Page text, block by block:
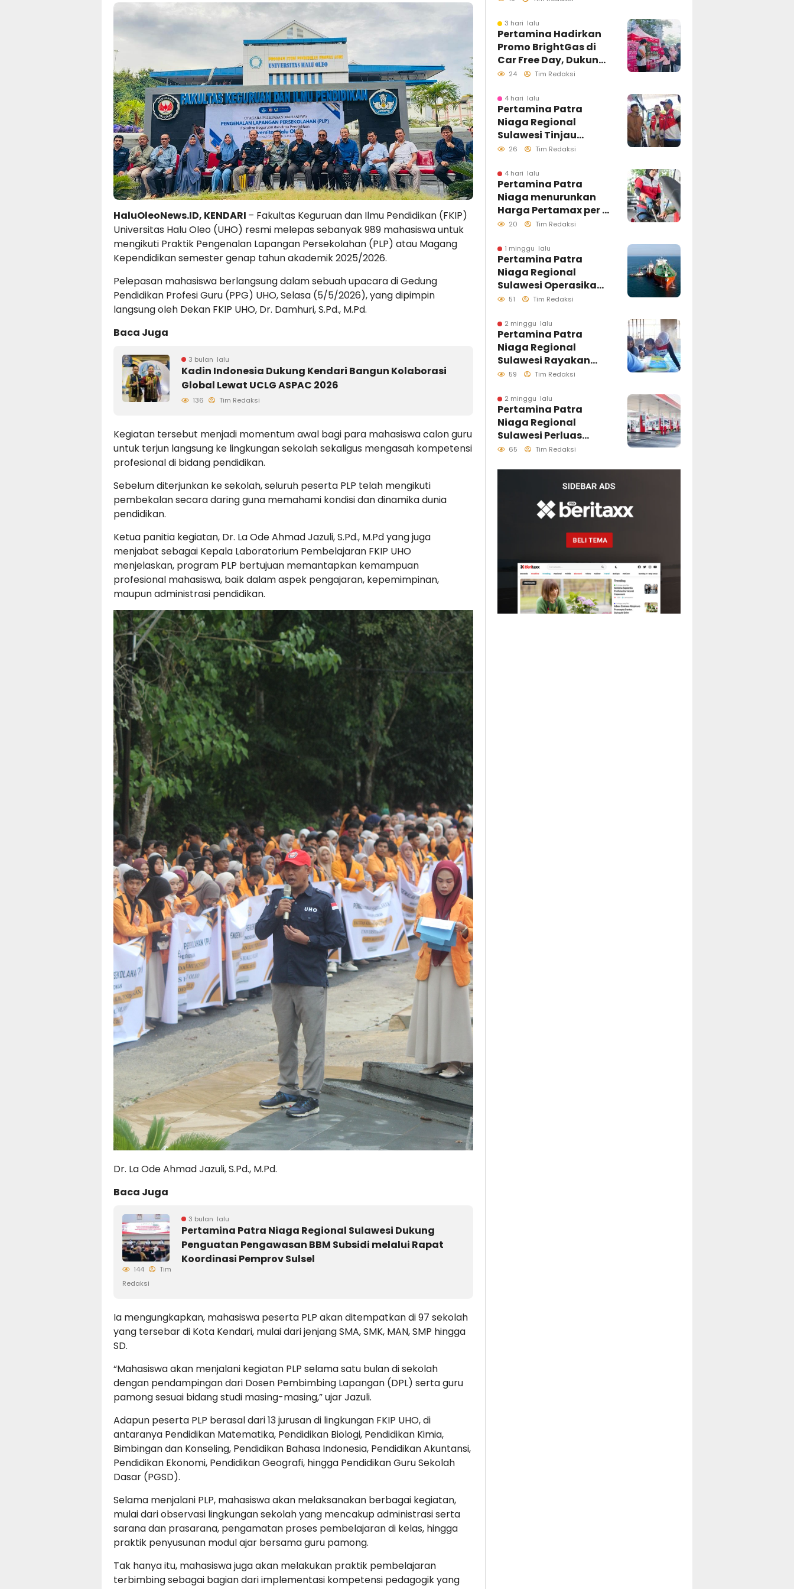
HaluOleoNews.ID, KENDARI – Fakultas Keguruan dan Ilmu Pendidikan (FKIP)
Universitas Halu Oleo (UHO) resmi melepas sebanyak 989 mahasiswa untuk
mengikuti Praktik Pengenalan Lapangan Persekolahan (PLP) atau Magang
Kependidikan semester genap tahun akademik 2025/2026.
Pelepasan mahasiswa berlangsung dalam sebuah upacara di Gedung
Pendidikan Profesi Guru (PPG) UHO, Selasa (5/5/2026), yang dipimpin
langsung oleh Dekan FKIP UHO, Dr. Damhuri, S.Pd., M.Pd.
Baca Juga
3 bulan lalu
Kadin Indonesia Dukung Kendari Bangun Kolaborasi
Global Lewat UCLG ASPAC 2026
136 Tim Redaksi
Kegiatan tersebut menjadi momentum awal bagi para mahasiswa calon guru
untuk terjun langsung ke lingkungan sekolah sekaligus mengasah kompetensi
profesional di bidang pendidikan.
Sebelum diterjunkan ke sekolah, seluruh peserta PLP telah mengikuti
pembekalan secara daring guna memahami kondisi dan dinamika dunia
pendidikan.
Ketua panitia kegiatan, Dr. La Ode Ahmad Jazuli, S.Pd., M.Pd yang juga
menjabat sebagai Kepala Laboratorium Pembelajaran FKIP UHO
menjelaskan, program PLP bertujuan memantapkan kemampuan
profesional mahasiswa, baik dalam aspek pengajaran, kepemimpinan,
maupun administrasi pendidikan.
Dr. La Ode Ahmad Jazuli, S.Pd., M.Pd.
Baca Juga
3 bulan lalu
Pertamina Patra Niaga Regional Sulawesi Dukung
Penguatan Pengawasan BBM Subsidi melalui Rapat
Koordinasi Pemprov Sulsel
144
Tim
Redaksi
Ia mengungkapkan, mahasiswa peserta PLP akan ditempatkan di 97 sekolah
yang tersebar di Kota Kendari, mulai dari jenjang SMA, SMK, MAN, SMP hingga
SD.
“Mahasiswa akan menjalani kegiatan PLP selama satu bulan di sekolah
dengan pendampingan dari Dosen Pembimbing Lapangan (DPL) serta guru
pamong sesuai bidang studi masing-masing,” ujar Jazuli.
Adapun peserta PLP berasal dari 13 jurusan di lingkungan FKIP UHO, di
antaranya Pendidikan Matematika, Pendidikan Biologi, Pendidikan Kimia,
Bimbingan dan Konseling, Pendidikan Bahasa Indonesia, Pendidikan Akuntansi,
Pendidikan Ekonomi, Pendidikan Geografi, hingga Pendidikan Guru Sekolah
Dasar (PGSD).
Selama menjalani PLP, mahasiswa akan melaksanakan berbagai kegiatan,
mulai dari observasi lingkungan sekolah yang mencakup administrasi serta
sarana dan prasarana, pengamatan proses pembelajaran di kelas, hingga
praktik penyusunan modul ajar bersama guru pamong.
Tak hanya itu, mahasiswa juga akan melakukan praktik pembelajaran
terbimbing sebagai bagian dari implementasi kompetensi pedagogik yang
Berlangsung
Kondusif
3 hari lalu
Pertamina Hadirkan
Promo BrightGas di
Car Free Day, Dukung
LPG 3 Kg Tepat
24 Tim Redaksi
4 hari lalu
Pertamina Patra
Niaga Regional
Sulawesi Tinjau
Langsung Pelayanan
Pastikan Distribusi
Biosolar Berjalan
Optimal
26 Tim Redaksi
4 hari lalu
Pertamina Patra
Niaga menurunkan
Harga Pertamax per 1
Agustus 2026
20 Tim Redaksi
1 minggu lalu
Pertamina Patra
Niaga Regional
Sulawesi Operasikan
Perdana Ship to Ship
Distribusi B50 di
Kawasan Timur
Sulawesi
51 Tim Redaksi
2 minggu lalu
Pertamina Patra
Niaga Regional
Sulawesi Rayakan
Hari Anak Nasional
Pesisir, Ruang
Tumbuh Generasi
Penjaga Pesisir
59 Tim Redaksi
2 minggu lalu
Pertamina Patra
Niaga Regional
Sulawesi Perluas
Penyaluran Biosolar
65 Tim Redaksi